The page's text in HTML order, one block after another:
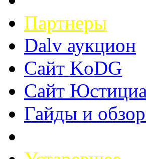
Партнеры
Dalv аукцион
Сайт KoDG
Сайт
Гайды и